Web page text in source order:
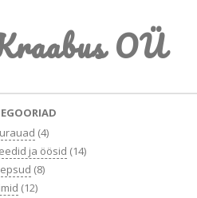
OÜ
(4)
ja öösid (14)
(8)
(12)